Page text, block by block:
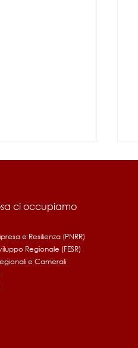
alla
2026
ci occupiamo
e Resilienza (PNRR)
Regionale (FESR)
e Camerali